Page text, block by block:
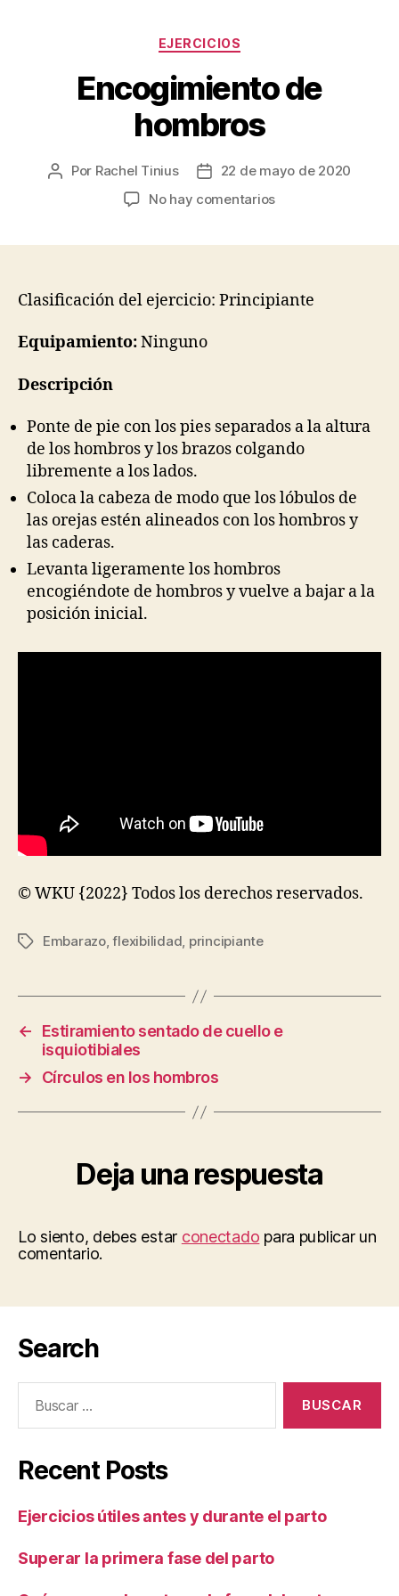
Categorías
EJERCICIOS
Encogimiento de
hombros
Autor
Por Rachel Tinius
Fecha22 de mayo de 2020
No hay comentariosen
Clasificación del ejercicio: Principiante
Equipamiento:Ninguno
Descripción
Ponte de pie con los pies separados a la altura
de los hombros y los brazos colgando
libremente a los lados.
Coloca la cabeza de modo que los lóbulos de
las orejas estén alineados con los hombros y
las caderas.
Levanta ligeramente los hombros
encogiéndote de hombros y vuelve a bajar a la
posición inicial.
© WKU {2022} Todos los derechos reservados.
Etiquetas
Embarazo,flexibilidad, principiante
←
Estiramiento sentado de cuello e
isquiotibiales
→
Círculos en los hombros
Deja una respuesta
Lo siento, debes estar conectado para publicar un
comentario.
Search
Recent Posts
Ejercicios útiles antes y durante el parto
Superar la primera fase del parto